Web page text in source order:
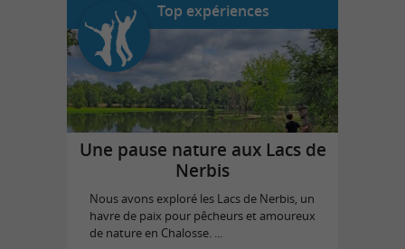
Top expériences
Une pause nature aux Lacs de
Nerbis
Nous avons exploré les Lacs de Nerbis, un
havre de paix pour pêcheurs et amoureux
de nature en Chalosse. ...